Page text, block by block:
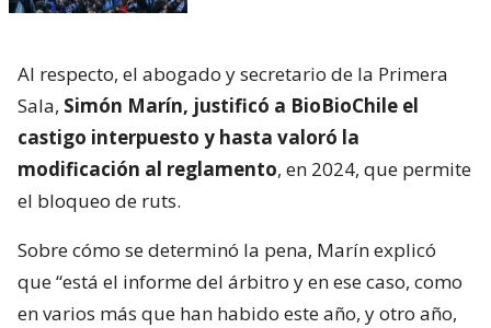
Al respecto, el abogado y secretario de la Primera
Sala, Simón Marín, justificó a BioBioChile el
castigo interpuesto y hasta valoró la
modificación al reglamento, en 2024, que permite
el bloqueo de ruts.
Sobre cómo se determinó la pena, Marín explicó
que “está el informe del árbitro y en ese caso, como
en varios más que han habido este año, y otro año,